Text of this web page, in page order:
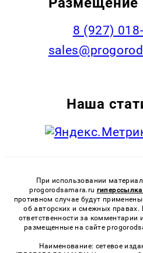
8 (927)
Наша
При использовании
progorodsamara.ru
противном случае будут
об авторских и смежных правах.
ответственности за комментарии
размещенные на сайте
Наименование: сетевое